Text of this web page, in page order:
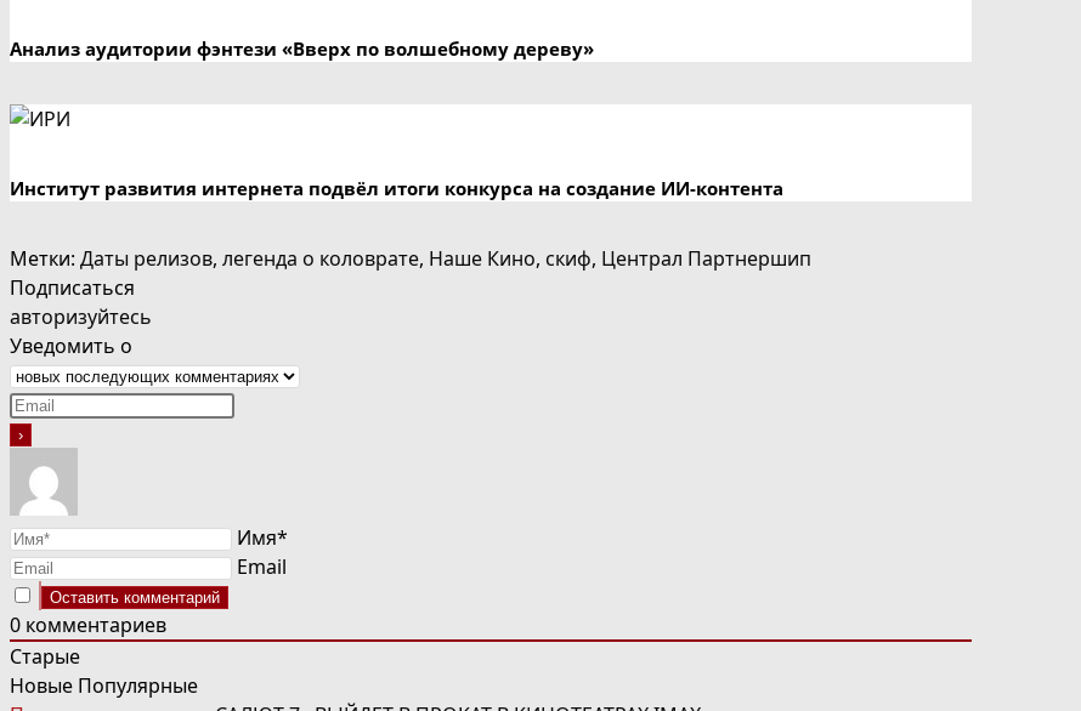
Анализ аудитории фэнтези «Вверх по волшебному дереву»
Институт развития интернета подвёл итоги конкурса на создание ИИ-контента
Метки: Даты релизов, легенда о коловрате, Наше Кино, скиф, Централ Партнершип
Подписаться
авторизуйтесь
Уведомить о
Имя*
Email
0 комментариев
Старые
Новые Популярные